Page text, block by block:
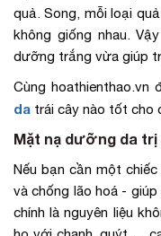
quả. Song, mỗi loại
không giống nhau.
dưỡng trắng vừa giúp
Cùng hoathienthao.vn
da trái cây nào tốt cho
Mặt nạ dưỡng da
Nếu bạn cần một
và chống lão hoá -
chính là nguyên liệu